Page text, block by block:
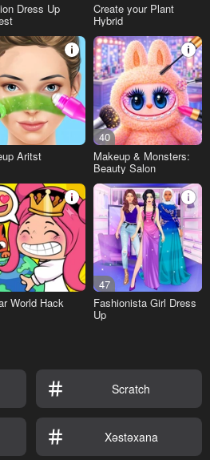
Dress Up
Create your Plant
Hybrid
Aritst
40
Makeup & Monsters:
Beauty Salon
World Hack
47
Fashionista Girl Dress
Up
Scratch
Xəstəxana